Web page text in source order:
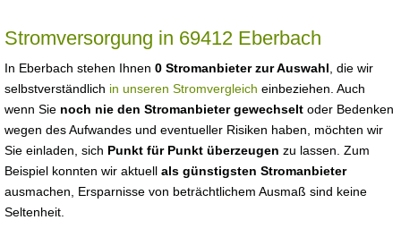
Stromversorgung in 69412 Eberbach
In Eberbach stehen Ihnen 0 Stromanbieter zur Auswahl , die wir
selbstverständlich in unseren Stromvergleich einbeziehen. Auch
wenn Sie noch nie den Stromanbieter gewechselt oder Bedenken
wegen des Aufwandes und eventueller Risiken haben, möchten wir
Sie einladen, sich Punkt für Punkt überzeugen zu lassen. Zum
Beispiel konnten wir aktuell als günstigsten Stromanbieter
ausmachen, Ersparnisse von beträchtlichem Ausmaß sind keine
Seltenheit.